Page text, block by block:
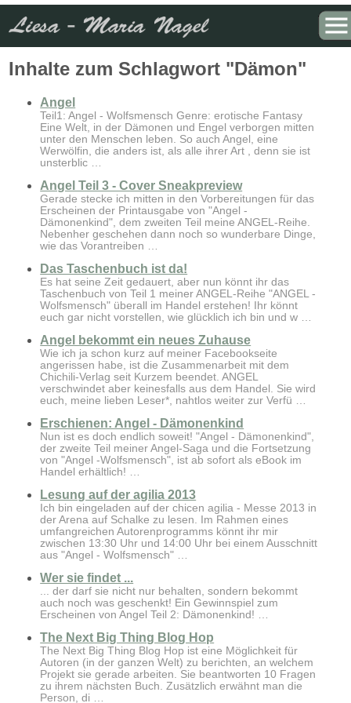
Sie sind hier: Startseite » Tag: "Dämon"
Inhalte zum Schlagwort "Dämon"
Angel
Teil1: Angel - Wolfsmensch Genre: erotische Fantasy
Eine Welt, in der Dämonen und Engel verborgen mitten
unter den Menschen leben. So auch Angel, eine
Werwölfin, die anders ist, als alle ihrer Art , denn sie ist
unsterblic …
Angel Teil 3 - Cover Sneakpreview
Gerade stecke ich mitten in den Vorbereitungen für das
Erscheinen der Printausgabe von "Angel -
Dämonenkind", dem zweiten Teil meine ANGEL-Reihe.
Nebenher geschehen dann noch so wunderbare Dinge,
wie das Vorantreiben …
Das Taschenbuch ist da!
Es hat seine Zeit gedauert, aber nun könnt ihr das
Taschenbuch von Teil 1 meiner ANGEL-Reihe "ANGEL -
Wolfsmensch" überall im Handel erstehen! Ihr könnt
euch gar nicht vorstellen, wie glücklich ich bin und w …
Angel bekommt ein neues Zuhause
Wie ich ja schon kurz auf meiner Facebookseite
angerissen habe, ist die Zusammenarbeit mit dem
Chichili-Verlag seit Kurzem beendet. ANGEL
verschwindet aber keinesfalls aus dem Handel. Sie wird
euch, meine lieben Leser*, nahtlos weiter zur Verfü …
Erschienen: Angel - Dämonenkind
Nun ist es doch endlich soweit! "Angel - Dämonenkind",
der zweite Teil meiner Angel-Saga und die Fortsetzung
von "Angel -Wolfsmensch", ist ab sofort als eBook im
Handel erhältlich! …
Lesung auf der agilia 2013
Ich bin eingeladen auf der chicen agilia - Messe 2013 in
der Arena auf Schalke zu lesen. Im Rahmen eines
umfangreichen Autorenprogramms könnt ihr mir
zwischen 13:30 Uhr und 14:00 Uhr bei einem Ausschnitt
aus "Angel - Wolfsmensch" …
Wer sie findet ...
... der darf sie nicht nur behalten, sondern bekommt
auch noch was geschenkt! Ein Gewinnspiel zum
Erscheinen von Angel Teil 2: Dämonenkind! …
The Next Big Thing Blog Hop
The Next Big Thing Blog Hop ist eine Möglichkeit für
Autoren (in der ganzen Welt) zu berichten, an welchem
Projekt sie gerade arbeiten. Sie beantworten 10 Fragen
zu ihrem nächsten Buch. Zusätzlich erwähnt man die
Person, di …